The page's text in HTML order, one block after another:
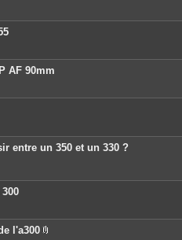
AF 90mm
entre un 350 et un 330 ?
l'a300